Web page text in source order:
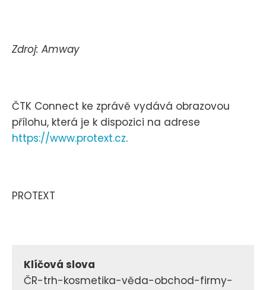
Zdroj: Amway
ČTK Connect ke zprávě vydává obrazovou
přílohu, která je k dispozici na adrese
https://www.protext.cz.
PROTEXT
Klíčová slova
ČR-trh-kosmetika-věda-obchod-firmy-